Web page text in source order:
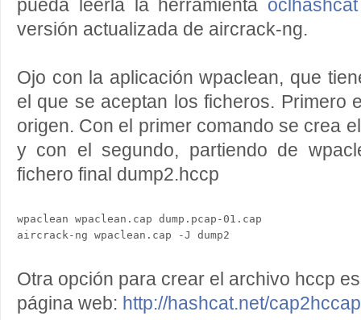
pueda leerla la herramienta oclhashcat
versión actualizada de aircrack-ng.
Ojo con la aplicación wpaclean, que
el que se aceptan los ficheros. Primero
origen. Con el primer comando se crea
y con el segundo, partiendo de
fichero final dump2.hccp
wpaclean wpaclean.cap dump.pcap-01.cap
Otra opción para crear el archivo hccp
página web: http://hashcat.net/